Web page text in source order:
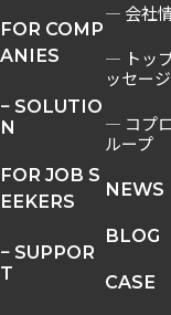
FOR COMP
ANIES
− SOLUTIO
N
FOR JOB S
EEKERS
− SUPPOR
T
― 会社
― トッ
ッセージ
― コプ
ループ
NEWS
BLOG
CASE